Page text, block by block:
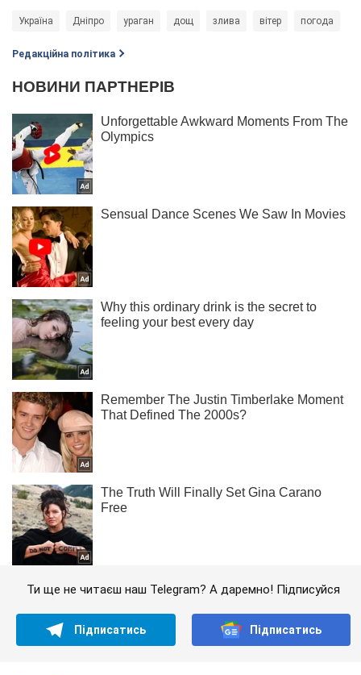
Україна Дніпро ураган дощ злива вітер погода
Редакційна політика
Ти ще не читаєш наш Telegram? А даремно! Підписуйся
Підписатись Підписатись